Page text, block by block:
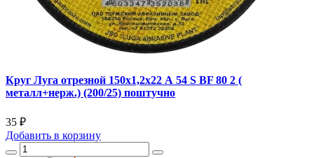
Круг Луга отрезной 150х1,2х22 А 54 S BF 80 2 (
металл+нерж.) (200/25) поштучно
35 ₽
Добавить в корзину